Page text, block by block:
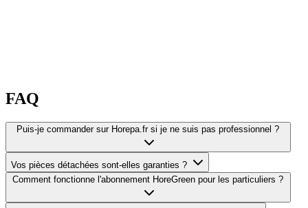
FAQ
Puis-je commander sur Horepa.fr si je ne suis pas professionnel ?
Vos pièces détachées sont-elles garanties ?
Comment fonctionne l'abonnement HoreGreen pour les particuliers ?